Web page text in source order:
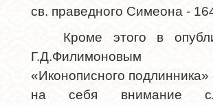
св. праведного Симеона -
Кроме этого в
Г.Д.Филимоновым
«Иконописного
на себя внимание